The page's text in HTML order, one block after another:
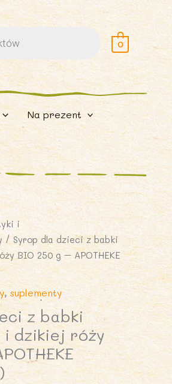
0
Na prezent
i
/ Syrop dla dzieci z babki
BIO 250 g – APOTHEKE
,suplementy
z babki
dzikiej róży